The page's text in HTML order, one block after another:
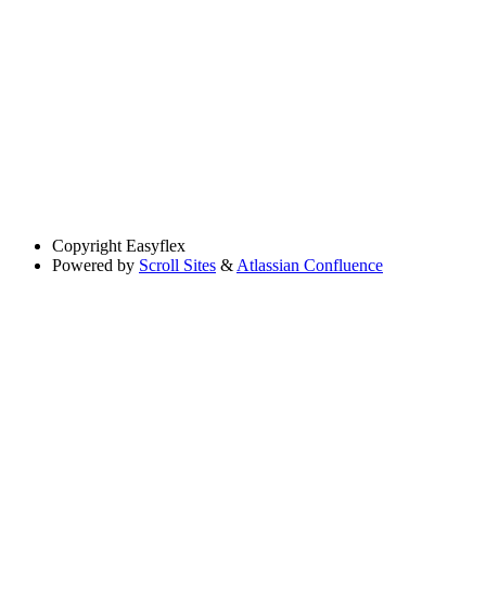
Copyright Easyflex
Powered by Scroll Sites & Atlassian Confluence